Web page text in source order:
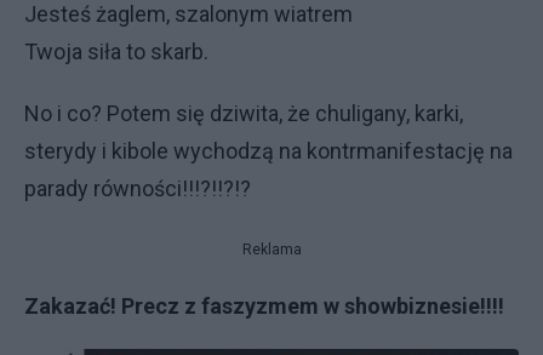
Jesteś żaglem, szalonym wiatrem
Twoja siła to skarb.
No i co? Potem się dziwita, że chuligany, karki,
sterydy i kibole wychodzą na kontrmanifestację na
parady równości!!!?!!?!?
Reklama
Zakazać! Precz z faszyzmem w showbiznesie!!!!